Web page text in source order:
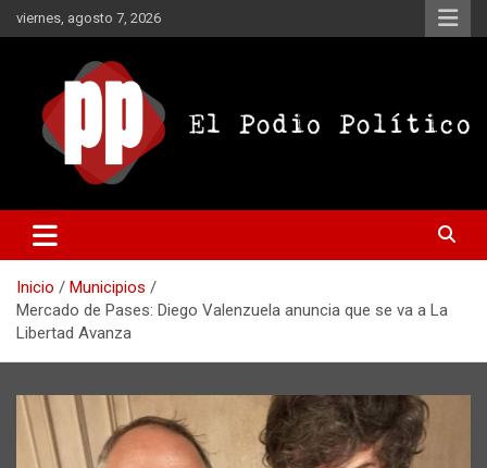
Saltar
al
viernes, agosto 7, 2026
El Podio Político – © Argentina
Inicio
Municipios
Mercado de Pases: Diego Valenzuela anuncia que se va a La
Libertad Avanza